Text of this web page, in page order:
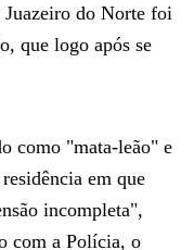
do Norte foi
que logo após se
como "mata-leão" e
em que
incompleta",
com a Polícia, o